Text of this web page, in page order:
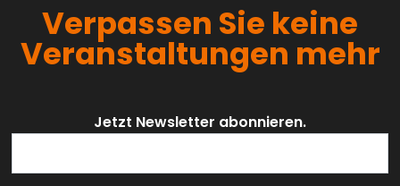
Verpassen Sie keine
Veranstaltungen mehr
Jetzt Newsletter abonnieren.